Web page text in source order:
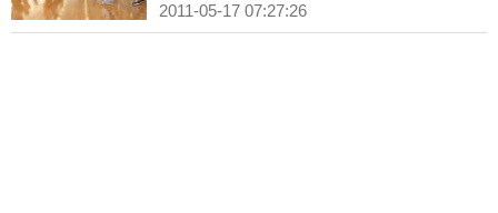
2011-05-17 07:27:26